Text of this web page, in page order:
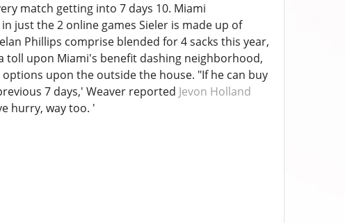
match getting into 7 days 10. Miami
just the 2 online games Sieler is made up of
Phillips comprise blended for 4 sacks this year,
toll upon Miami's benefit dashing neighborhood,
upon the outside the house. "If he can buy
7 days,' Weaver reported Jevon Holland
hurry, way too. '